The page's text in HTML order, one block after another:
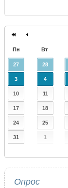
Пн Вт
27 28
3 4
10 11
17 18
24 25
31 1
Опрос